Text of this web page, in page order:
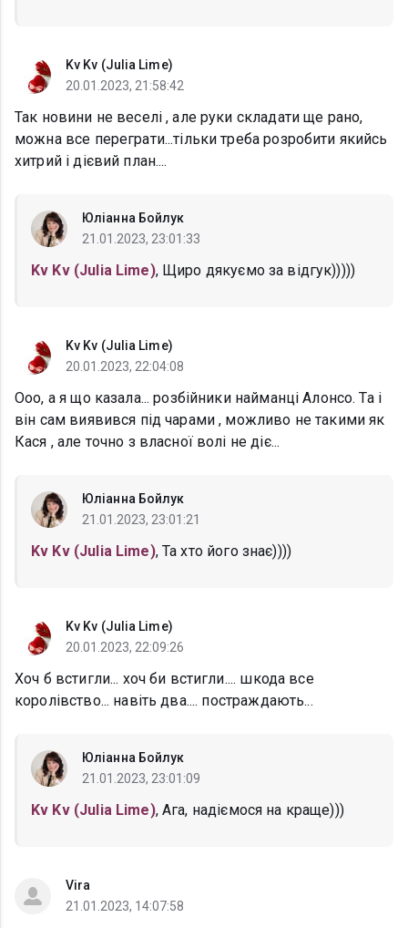
Kv Kv (Julia Lime)
20.01.2023, 21:58:42
Так новини не веселі , але руки складати ще рано,
можна все переграти...тільки треба розробити якийсь
хитрий і дієвий план....
Юліанна Бойлук
21.01.2023, 23:01:33
Kv Kv (Julia Lime), Щиро дякуємо за відгук)))))
Kv Kv (Julia Lime)
20.01.2023, 22:04:08
Ооо, а я що казала... розбійники найманці Алонсо. Та і
він сам виявився під чарами , можливо не такими як
Кася , але точно з власної волі не діє...
Юліанна Бойлук
21.01.2023, 23:01:21
Kv Kv (Julia Lime), Та хто його знає))))
Kv Kv (Julia Lime)
20.01.2023, 22:09:26
Хоч б встигли... хоч би встигли.... шкода все
королівство... навіть два.... постраждають...
Юліанна Бойлук
21.01.2023, 23:01:09
Kv Kv (Julia Lime), Ага, надіємося на краще)))
Vira
21.01.2023, 14:07:58